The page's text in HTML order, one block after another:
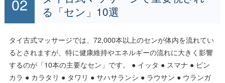
る「セン」10選
タイ古式マッサージでは、72,000本以上のセンが体内を流れてい
るとされますが、特に健康維持やエネルギーの流れに大きく影響
するのが「10本の主要なセン」です。 ● イッタ ● スマナ ● ピン
カラ ● カラタリ ● タワリ ● サハサランシ ● ラウサン ● ウランガ